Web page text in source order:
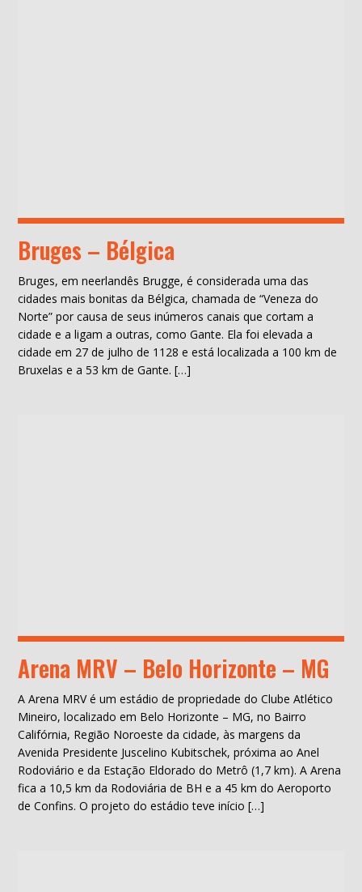
Bruges – Bélgica
Bruges, em neerlandês Brugge, é considerada uma das
cidades mais bonitas da Bélgica, chamada de “Veneza do
Norte” por causa de seus inúmeros canais que cortam a
cidade e a ligam a outras, como Gante. Ela foi elevada a
cidade em 27 de julho de 1128 e está localizada a 100 km de
Bruxelas e a 53 km de Gante. […]
Arena MRV – Belo Horizonte – MG
A Arena MRV é um estádio de propriedade do Clube Atlético
Mineiro, localizado em Belo Horizonte – MG, no Bairro
Califórnia, Região Noroeste da cidade, às margens da
Avenida Presidente Juscelino Kubitschek, próxima ao Anel
Rodoviário e da Estação Eldorado do Metrô (1,7 km). A Arena
fica a 10,5 km da Rodoviária de BH e a 45 km do Aeroporto
de Confins. O projeto do estádio teve início […]